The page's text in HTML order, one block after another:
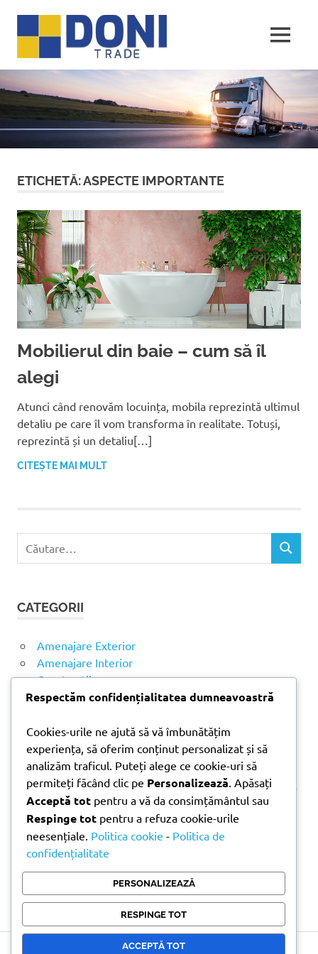
conținut
MENU
ETICHETĂ:ASPECTE IMPORTANTE
Mobilierul din baie – cum să îl
alegi
Atunci când renovăm locuința, mobila reprezintă ultimul
detaliu pe care îl vom transforma în realitate. Totuși,
reprezintă și un detaliu[…]
CITEȘTE MAI MULT
ă
u
p
ă
C
CATEGORII
Amenajare Exterior
Amenajare Interior
Construcții
Noutăți
ARTICOLE RECENTE
Parchet laminat sau SPC? Diferențele care contează
Materiale pentru zidărie – avantajele fiecărei soluții
și când se folosesc
Ghid practic pentru alegerea vopselei lavabile
pentru fiecare încăpere
Produse indispensabile pentru lucrările de
întreținere din timpul verii
Respectăm confidențialitatea dumneavoastră
Cookies-urile ne ajută să vă îmbunătățim
experiența, să oferim conținut personalizat și să
analizăm traficul. Puteți alege ce cookie-uri să
permiteți făcând clic pe Personalizează . Apăsați
Acceptă tot pentru a vă da consimțământul sau
Respinge tot pentru a refuza cookie-urile
neesențiale. Politica cookie - Politica de
confidențialitate
PERSONALIZEAZĂ
RESPINGE TOT
ACCEPTĂ TOT